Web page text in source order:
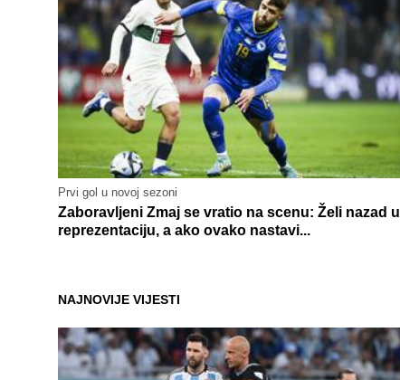
Prvi gol u novoj sezoni
Zaboravljeni Zmaj se vratio na scenu: Želi nazad u
reprezentaciju, a ako ovako nastavi...
NAJNOVIJE VIJESTI